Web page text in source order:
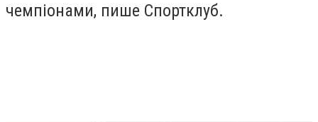
чемпіонами, пише Спортклуб.